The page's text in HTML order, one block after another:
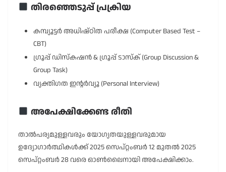
തിരഞ്ഞെടുപ്പ് പ്രക്രിയ
കമ്പ്യൂട്ടർ അധിഷ്ഠിത പരീക്ഷ (Computer Based Test –
CBT)
ഗ്രൂപ്പ് ഡിസ്കഷൻ & ഗ്രൂപ്പ് ടാസ്ക് (Group Discussion &
Group Task)
വ്യക്തിഗത ഇൻ്റർവ്യൂ (Personal Interview)
അപേക്ഷിക്കേണ്ട രീതി
താൽപര്യമുള്ളവരും യോഗ്യതയുള്ളവരുമായ
ഉദ്യോഗാർത്ഥികൾക്ക് 2025 സെപ്റ്റംബർ 12 മുതൽ 2025
സെപ്റ്റംബർ 28 വരെ ഓൺലൈനായി അപേക്ഷിക്കാം.